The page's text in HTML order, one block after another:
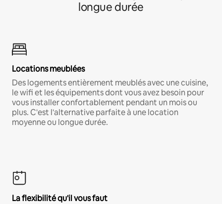
longue durée
Locations meublées
Des logements entièrement meublés avec une cuisine,
le wifi et les équipements dont vous avez besoin pour
vous installer confortablement pendant un mois ou
plus. C'est l'alternative parfaite à une location
moyenne ou longue durée.
La flexibilité qu'il vous faut